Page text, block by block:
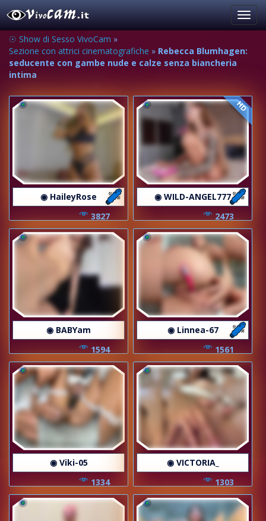
☉ Show di Sesso VivoCam »
Sezione con attrici cinematografiche » Rebecca Blumhagen:
seducente con gambe nude e calze senza biancheria
intima
◉ HaileyRose
3827
HD
◉ WILD-ANGEL777
2473
◉ BABYam
1594
◉ Linnea-67
1561
◉ Viki-05
1334
◉ VICTORIA_
1303